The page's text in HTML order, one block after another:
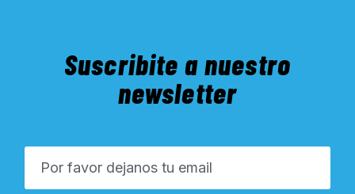
Suscribite a nuestro
newsletter